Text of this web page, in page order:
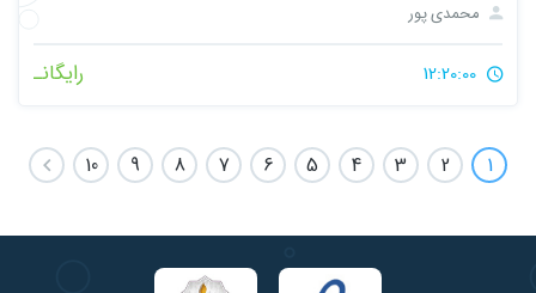
محمدی پور
رایگانـ
1
2
3
4
5
6
7
8
9
10